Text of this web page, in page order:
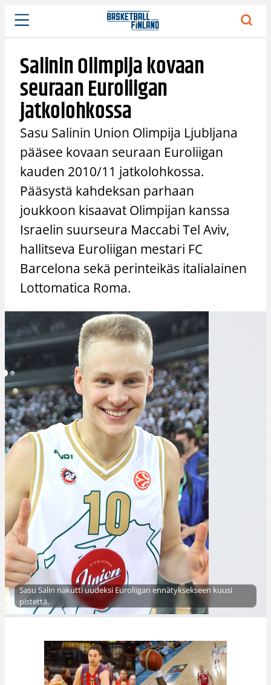
Siirry
sisältöön
Salinin Olimpija kovaan
seuraan Euroliigan
jatkolohkossa
Sasu Salinin Union Olimpija Ljubljana
pääsee kovaan seuraan Euroliigan
kauden 2010/11 jatkolohkossa.
Pääsystä kahdeksan parhaan
joukkoon kisaavat Olimpijan kanssa
Israelin suurseura Maccabi Tel Aviv,
hallitseva Euroliigan mestari FC
Barcelona sekä perinteikäs italialainen
Lottomatica Roma.
Sasu Salin nakutti uudeksi Euroliigan ennätyksekseen kuusi
pistettä.